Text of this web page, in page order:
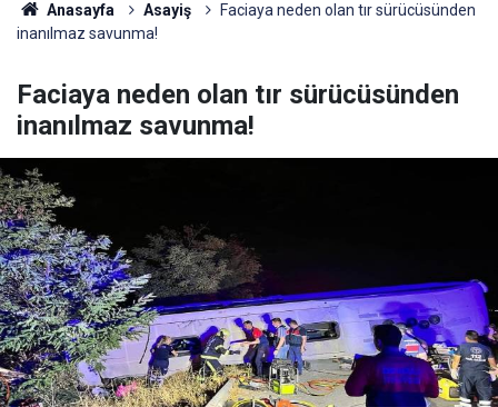
Anasayfa Asayiş
Faciaya neden olan tır sürücüsünden
inanılmaz savunma!
Faciaya neden olan tır sürücüsünden
inanılmaz savunma!